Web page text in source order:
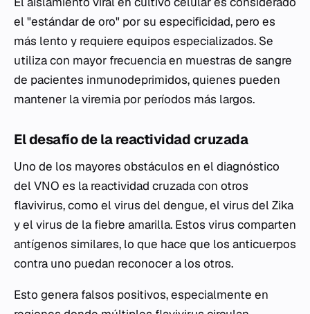
el "estándar de oro" por su especificidad, pero es
más lento y requiere equipos especializados. Se
utiliza con mayor frecuencia en muestras de sangre
de pacientes inmunodeprimidos, quienes pueden
mantener la viremia por períodos más largos.
El desafío de la reactividad cruzada
Uno de los mayores obstáculos en el diagnóstico
del VNO es la reactividad cruzada con otros
flavivirus, como el virus del dengue, el virus del Zika
y el virus de la fiebre amarilla. Estos virus comparten
antígenos similares, lo que hace que los anticuerpos
contra uno puedan reconocer a los otros.
Esto genera falsos positivos, especialmente en